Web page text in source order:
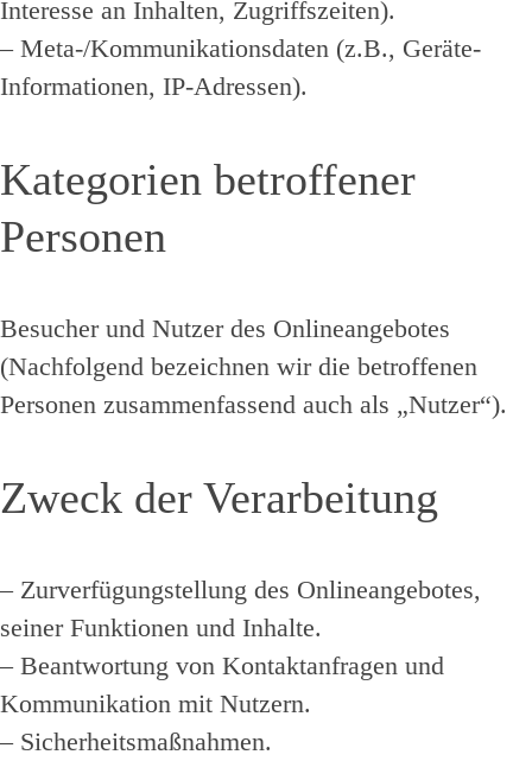
Interesse an Inhalten, Zugriffszeiten).
– Meta-/Kommunikationsdaten (z.B., Geräte-
Informationen, IP-Adressen).
Kategorien betroffener
Personen
Besucher und Nutzer des Onlineangebotes
(Nachfolgend bezeichnen wir die betroffenen
Personen zusammenfassend auch als „Nutzer“).
Zweck der Verarbeitung
– Zurverfügungstellung des Onlineangebotes,
seiner Funktionen und Inhalte.
– Beantwortung von Kontaktanfragen und
Kommunikation mit Nutzern.
– Sicherheitsmaßnahmen.